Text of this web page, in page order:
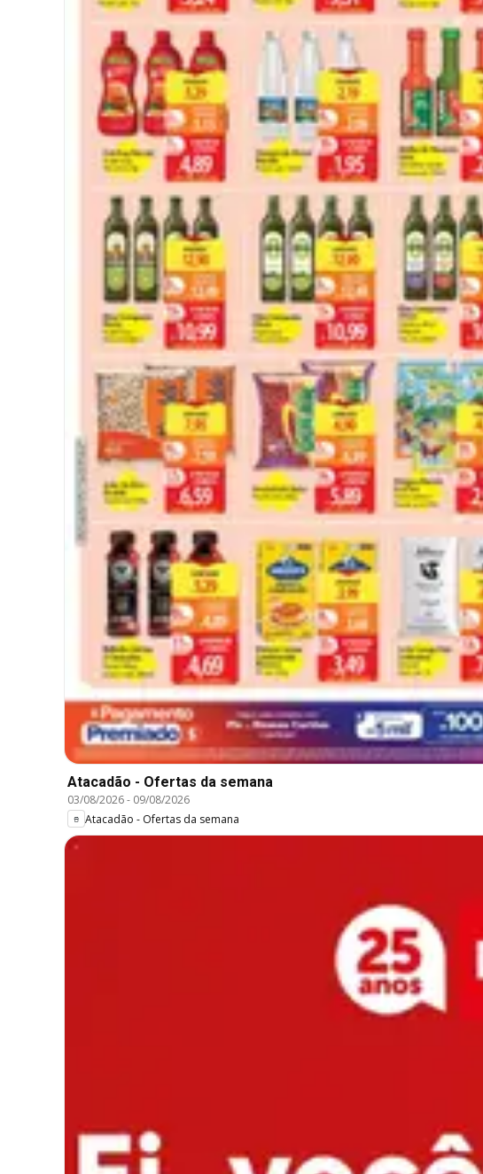
Atacadão - Ofertas da semana
03/08/2026- 09/08/2026
Atacadão - Ofertas da semana